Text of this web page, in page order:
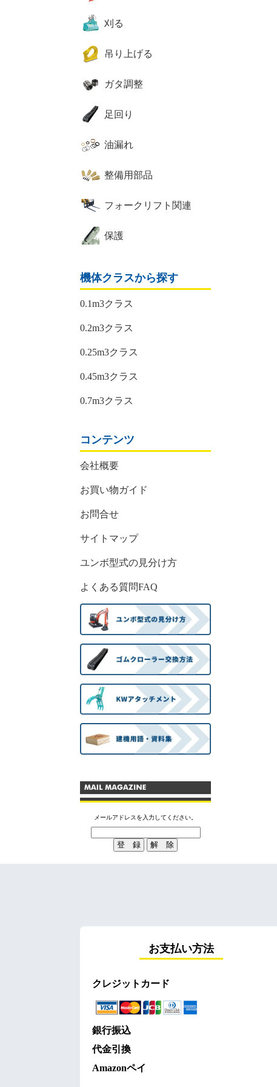
刈る
吊り上げる
ガタ調整
足回り
油漏れ
整備用部品
フォークリフト関連
保護
機体クラスから探す
0.1m3クラス
0.2m3クラス
0.25m3クラス
0.45m3クラス
0.7m3クラス
コンテンツ
会社概要
お買い物ガイド
お問合せ
サイトマップ
ユンボ型式の見分け方
よくある質問FAQ
メールアドレスを入力してください。
お支払い方法
クレジットカード
銀行振込
代金引換
Amazonペイ